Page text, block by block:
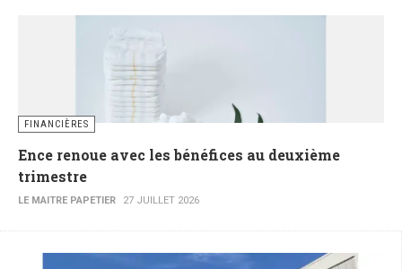
FINANCIÈRES
Ence renoue avec les bénéfices au deuxième
trimestre
LE MAITRE PAPETIER 27 JUILLET 2026